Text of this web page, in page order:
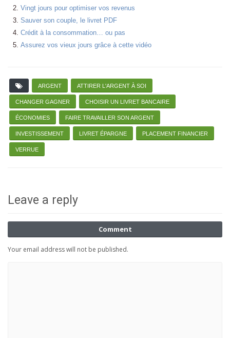
Vingt jours pour optimiser vos revenus
Sauver son couple, le livret PDF
Crédit à la consommation… ou pas
Assurez vos vieux jours grâce à cette vidéo
ARGENT ATTIRER L'ARGENT À SOI
CHANGER GAGNER CHOISIR UN LIVRET BANCAIRE
ÉCONOMIES FAIRE TRAVAILLER SON ARGENT
INVESTISSEMENT LIVRET ÉPARGNE PLACEMENT FINANCIER
VERRUE
Leave a reply
Comment
Your email address will not be published.